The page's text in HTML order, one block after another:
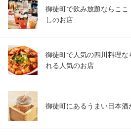
御徒町で飲み放題ならここ
しのお店
御徒町で人気の四川料理
れる人気のお店
御徒町にあるうまい日本酒